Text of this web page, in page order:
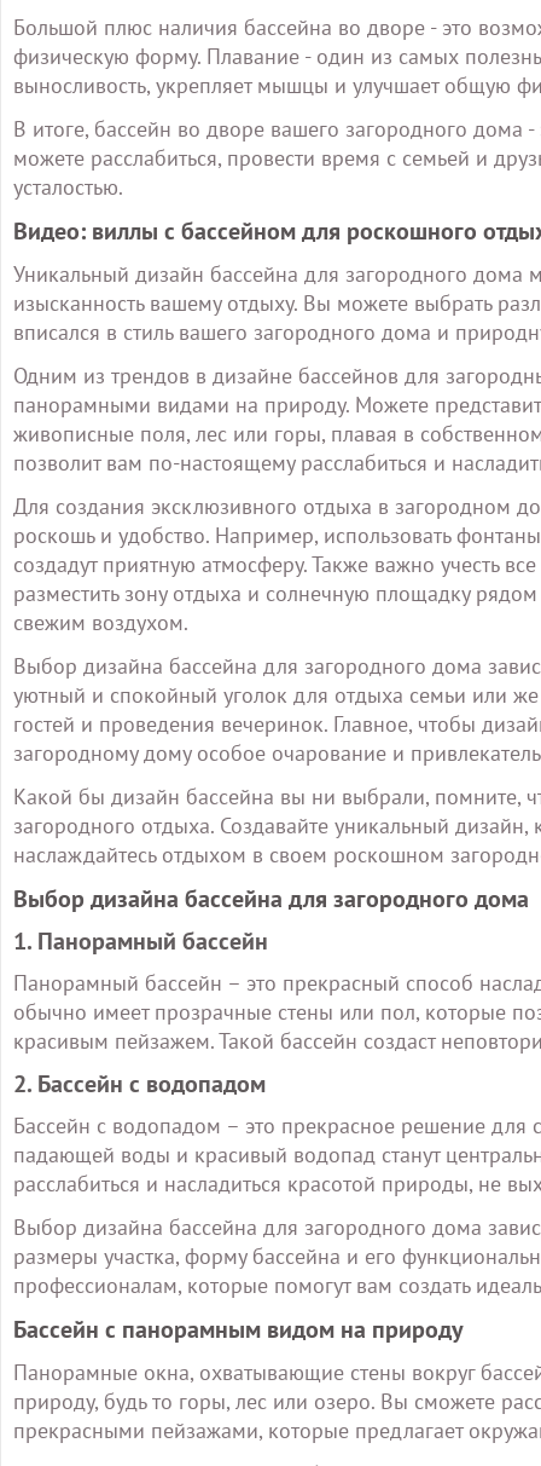
Большой плюс наличия бассейна во дворе - это
физическую форму. Плавание - один из самых
выносливость, укрепляет мышцы и улучшает общую
В итоге, бассейн во дворе вашего загородного дома
можете расслабиться, провести время с семьей и
усталостью.
Видео: виллы с бассейном для роскошного
Уникальный дизайн бассейна для загородного дома
изысканность вашему отдыху. Вы можете выбрать
вписался в стиль вашего загородного дома и
Одним из трендов в дизайне бассейнов для
панорамными видами на природу. Можете
живописные поля, лес или горы, плавая в
позволит вам по-настоящему расслабиться и
Для создания эксклюзивного отдыха в загородном
роскошь и удобство. Например, использовать
создадут приятную атмосферу. Также важно учесть
разместить зону отдыха и солнечную площадку
свежим воздухом.
Выбор дизайна бассейна для загородного дома
уютный и спокойный уголок для отдыха семьи или
гостей и проведения вечеринок. Главное, чтобы
загородному дому особое очарование и
Какой бы дизайн бассейна вы ни выбрали, помните,
загородного отдыха. Создавайте уникальный
наслаждайтесь отдыхом в своем роскошном
Выбор дизайна бассейна для загородного дома
1. Панорамный бассейн
Панорамный бассейн – это прекрасный способ
обычно имеет прозрачные стены или пол, которые
красивым пейзажем. Такой бассейн создаст
2. Бассейн с водопадом
Бассейн с водопадом – это прекрасное решение для
падающей воды и красивый водопад станут
расслабиться и насладиться красотой природы, не
Выбор дизайна бассейна для загородного дома
размеры участка, форму бассейна и его
профессионалам, которые помогут вам создать
Бассейн с панорамным видом на природу
Панорамные окна, охватывающие стены вокруг
природу, будь то горы, лес или озеро. Вы сможете
прекрасными пейзажами, которые предлагает